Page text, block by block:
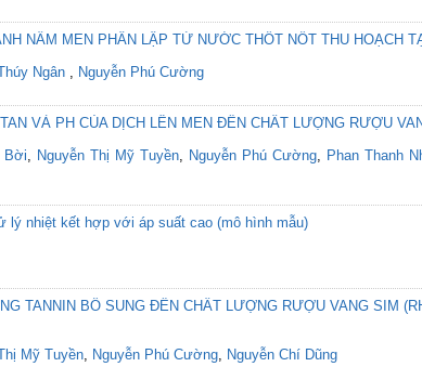
NẤM MEN PHÂN LẬP TỪ NƯỚC THỐT NỐT THU HOẠCH
Ngân , Nguyễn Phú Cường
VÀ PH CỦA DỊCH LÊN MEN ĐẾN CHẤT LƯỢNG RƯỢU
Bời, Nguyễn Thị Mỹ Tuyền, Nguyễn Phú Cường, Phan Thanh
lý nhiệt kết hợp với áp suất cao (mô hình mẫu)
TANNIN BỔ SUNG ĐẾN CHẤT LƯỢNG RƯỢU VANG SIM
Mỹ Tuyền, Nguyễn Phú Cường, Nguyễn Chí Dũng